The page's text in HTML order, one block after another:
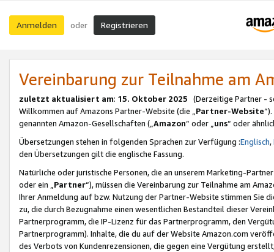
Anmelden oder Registrieren
Vereinbarung zur Teilnahme am
zuletzt aktualisiert am: 15. Oktober 2025 (Derzeitige Partner -
Willkommen auf Amazons Partner-Website (die „Partner-Website
genannten Amazon-Gesellschaften („Amazon“ oder „uns“ oder
Übersetzungen stehen in folgenden Sprachen zur Verfügung :Englisch,
den Übersetzungen gilt die englische Fassung.
Natürliche oder juristische Personen, die an unserem Marketing-
oder ein „Partner“), müssen die Vereinbarung zur Teilnahme am
Ihrer Anmeldung auf bzw. Nutzung der Partner-Website stimmen Sie
zu, die durch Bezugnahme einen wesentlichen Bestandteil dieser
Partnerprogramm, die IP-Lizenz für das Partnerprogramm, den
Partnerprogramm). Inhalte, die du auf der Website Amazon.com
des Verbots von Kundenrezensionen, die gegen eine Vergütung